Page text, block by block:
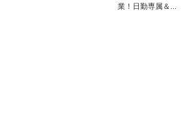
業！日勤専属＆...